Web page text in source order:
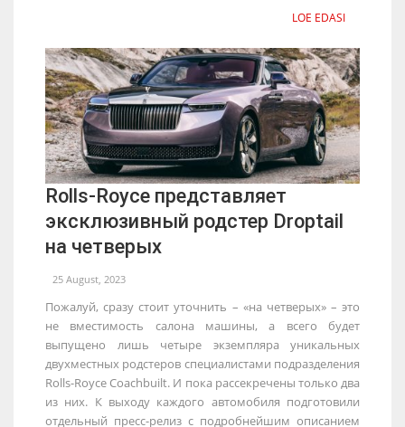
LOE EDASI
Rolls-Royce представляет
эксклюзивный родстер Droptail
на четверых
25 August, 2023
Пожалуй, сразу стоит уточнить – «на четверых» – это
не вместимость салона машины, а всего будет
выпущено лишь четыре экземпляра уникальных
двухместных родстеров специалистами подразделения
Rolls-Royce Coachbuilt. И пока рассекречены только два
из них. К выходу каждого автомобиля подготовили
отдельный пресс-релиз с подробнейшим описанием